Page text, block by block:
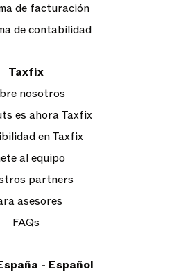
de facturación
de contabilidad
Taxfix
nosotros
es ahora Taxfix
en Taxfix
al equipo
partners
asesores
FAQs
- Español